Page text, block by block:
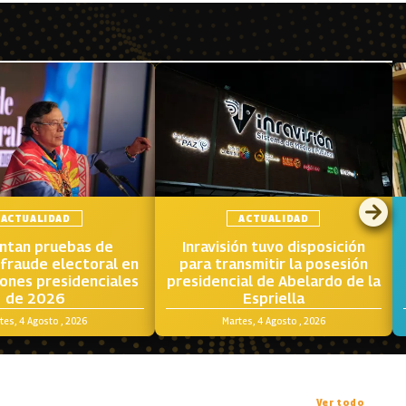
ACTUALIDAD
4 Agosto , 2026
pruebas de
fraude electoral en
presidenciales
de 2026
ACTUALIDAD
Martes, 4 Agosto , 2026
Inravisión tuvo disposición
para transmitir la posesión
presidencial de Abelardo de la
Espriella
Ver todo